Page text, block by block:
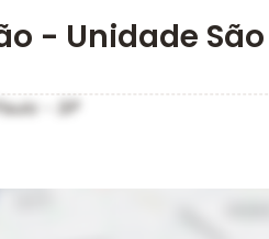
- Unidade
- SP